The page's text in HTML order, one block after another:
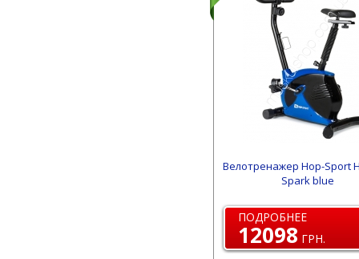
Велотренажер Hop-Sport
Spark blue
ПОДРОБНЕЕ
12098 ГРН.